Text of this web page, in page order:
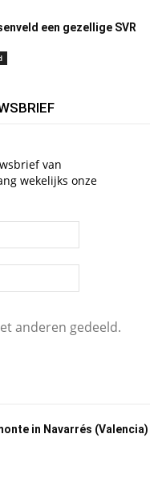
een gezellige SVR
van
wekelijks onze
anderen gedeeld.
in Navarrés (Valencia)